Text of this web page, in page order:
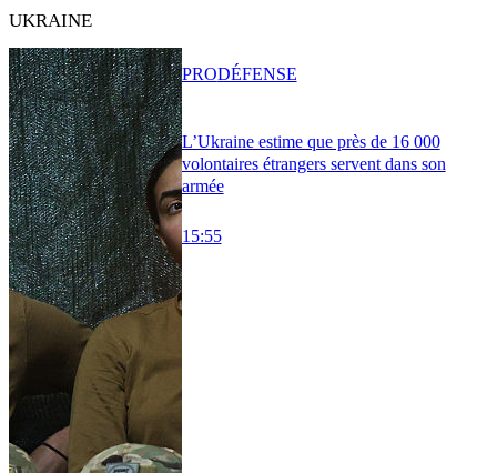
UKRAINE
L’Ukraine estime que près de 16 000
volontaires étrangers servent dans son
armée
15:55
PRODÉFENSE